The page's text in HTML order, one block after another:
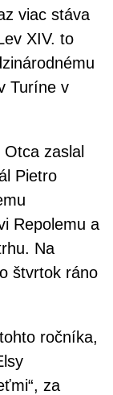
viac stáva
XIV. to
Turíne v
zaslal
Pietro
Repolemu a
Na
štvrtok ráno
ročníka,
za